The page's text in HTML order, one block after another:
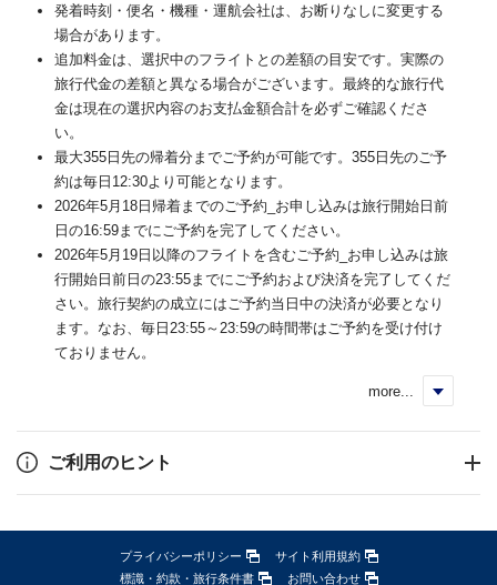
発着時刻・便名・機種・運航会社は、お断りなしに変更する
場合があります。
追加料金は、選択中のフライトとの差額の目安です。実際の
旅行代金の差額と異なる場合がございます。最終的な旅行代
金は現在の選択内容のお支払金額合計を必ずご確認くださ
い。
最大355日先の帰着分までご予約が可能です。355日先のご予
約は毎日12:30より可能となります。
2026年5月18日帰着までのご予約_お申し込みは旅行開始日前
日の16:59までにご予約を完了してください。
2026年5月19日以降のフライトを含むご予約_お申し込みは旅
行開始日前日の23:55までにご予約および決済を完了してくだ
さい。旅行契約の成立にはご予約当日中の決済が必要となり
ます。なお、毎日23:55～23:59の時間帯はご予約を受け付け
ておりません。
more...
ご利用のヒント
プライバシーポリシー
サイト利用規約
標識・約款・旅行条件書
お問い合わせ